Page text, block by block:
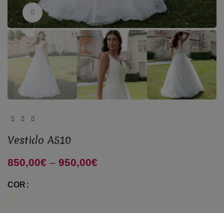
Click to enlarge
Vestido A510
850,00€ – 950,00€
COR